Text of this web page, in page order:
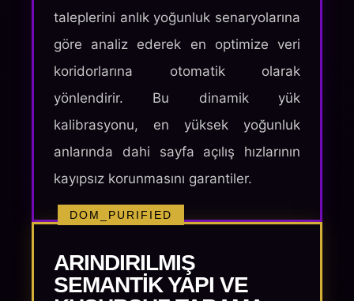
taleplerini anlık yoğunluk senaryolarına
göre analiz ederek en optimize veri
koridorlarına otomatik olarak
yönlendirir. Bu dinamik yük
kalibrasyonu, en yüksek yoğunluk
anlarında dahi sayfa açılış hızlarının
kayıpsız korunmasını garantiler.
DOM_PURIFIED
ARINDIRILMIŞ
SEMANTIK YAPI VE